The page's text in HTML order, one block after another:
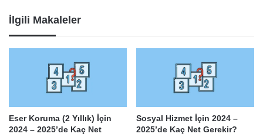
İlgili Makaleler
Eser Koruma (2 Yıllık) İçin
2024 – 2025’de Kaç Net
Sosyal Hizmet İçin 2024 –
2025’de Kaç Net Gerekir?